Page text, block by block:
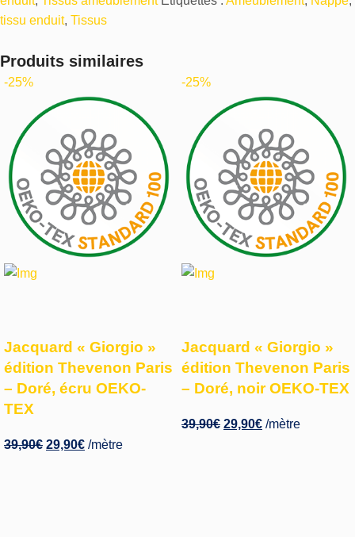
tissu enduit, Tissus
Produits similaires
-25%
Jacquard « Giorgio »
édition Thevenon Paris
– Doré, écru OEKO-
TEX
39,90€ 29,90€ /mètre
-25%
Jacquard « Giorgio »
édition Thevenon Paris
– Doré, noir OEKO-TEX
39,90€ 29,90€ /mètre